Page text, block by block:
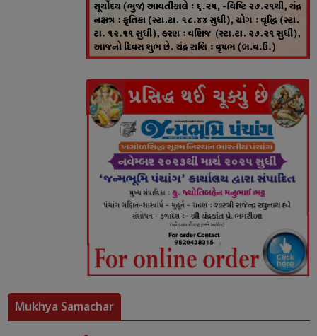
Mukhya Samachar